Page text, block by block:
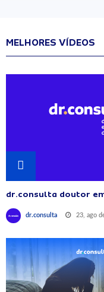
MELHORES VÍDEOS
dr.consulta doutor
dr.consulta 23, ago